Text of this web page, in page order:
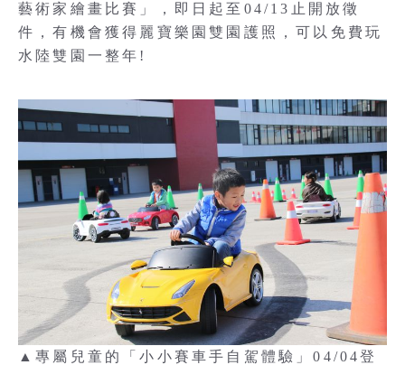
藝術家繪畫比賽」，即日起至04/13止開放徵
件，有機會獲得麗寶樂園雙園護照，可以免費玩
水陸雙園一整年!
▲專屬兒童的「小小賽車手自駕體驗」04/04登